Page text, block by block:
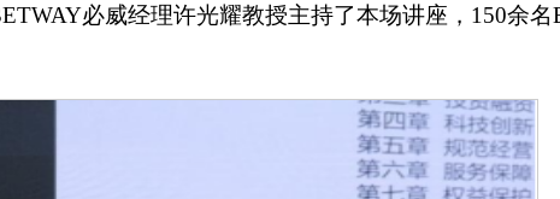
必威经理许光耀教授主持了本场讲座，150余